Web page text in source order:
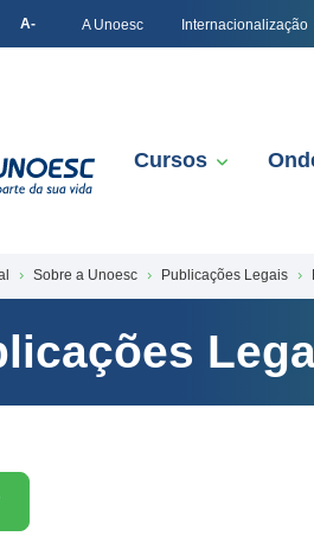
A- A Unoesc Internacionalização
Cursos
Sobre a Unoesc Publicações Legais